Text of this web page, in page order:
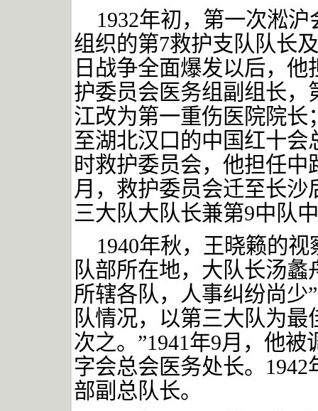
1932年初，第一次淞
组织的第7救护支队队长
日战争全面爆发以后，
护委员会医务组副组长
江改为第一重伤医院院长
至湖北汉口的中国红十
时救护委员会，他担任中
月，救护委员会迁至长
三大队大队长兼第9中队
1940年秋，王晓籁的视
队部所在地，大队长汤
所辖各队，人事纠纷尚少
队情况，以第三大队为
次之。”1941年9月，他被
字会总会医务处长。 1942
部副总队长。